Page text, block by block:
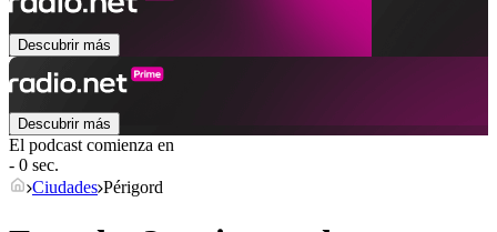
Descubrir más
Descubrir más
El podcast comienza en
- 0 sec.
Ciudades Périgord